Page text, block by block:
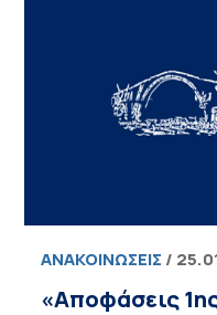
ΑΝΑΚΟΙΝΏΣΕΙΣ /
«Αποφάσεις